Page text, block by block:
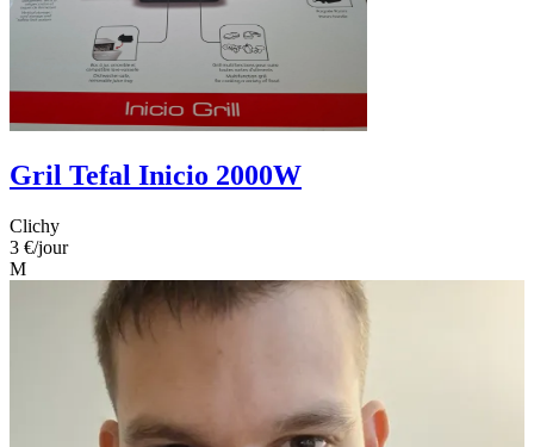
Gril Tefal Inicio 2000W
Clichy
3 €/jour
M